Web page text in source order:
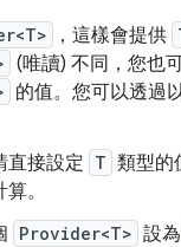
，這樣會提供
(唯讀) 不同，您也
的值。您可以透過
直接設定 T 類型的
。
Provider<T> 設為